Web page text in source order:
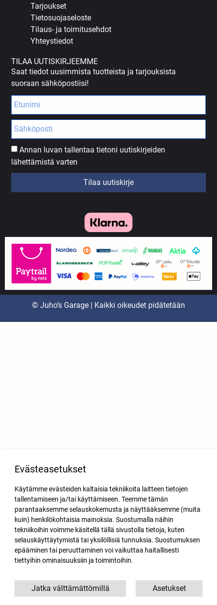
Tarjoukset
Tietosuojaseloste
Tilaus- ja toimitusehdot
Yhteystiedot
TILAA UUTISKIRJEEMME
Saat tiedot uusimmista tuotteista ja tarjouksista
suoraan sähköpostiisi!
Annan luvan tallentaa tietoni uutiskirjeiden
lähettämistä varten
Tilaa uutiskirje
© Juho’s Garage | Kaikki oikeudet pidätetään
Evästeasetukset
Käytämme evästeiden kaltaisia tekniikoita laitteen tietojen
tallentamiseen ja/tai käyttämiseen. Teemme tämän
parantaaksemme selauskokemusta ja näyttääksemme (muita
kuin) henkilökohtaisia mainoksia. Suostumalla näihin
tekniikoihin voimme käsitellä tällä sivustolla tietoja, kuten
selauskäyttäytymistä tai yksilöllisiä tunnuksia. Suostumuksen
epääminen tai peruuttaminen voi vaikuttaa haitallisesti
tiettyihin ominaisuuksiin ja toimintoihin.
Asetukset
Jatka välttämättömillä